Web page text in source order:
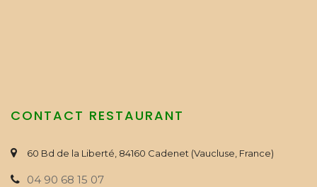
CONTACT RESTAURANT
60 Bd de la Liberté, 84160 Cadenet (Vaucluse, France)
04 90 68 15 07